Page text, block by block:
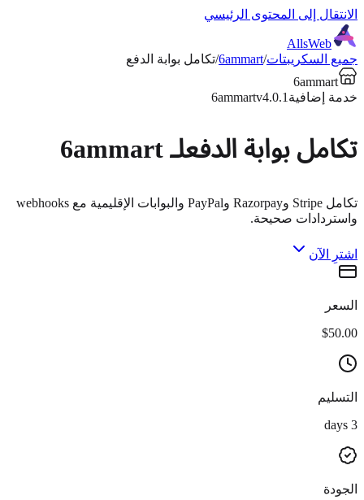
الانتقال إلى المحتوى الرئيسي
AllsWeb
جميع السكريبتات/
6ammart
/تكامل بوابة الدفع
6ammart
خدمة إضافية
6ammartv4.0.1
تكامل بوابة الدفعلـ 6ammart
تكامل Stripe وRazorpay وPayPal والبوابات الإقليمية مع webhooks
واستردادات صحيحة.
اشترِ الآن
السعر
$50.00
التسليم
3 days
الجودة